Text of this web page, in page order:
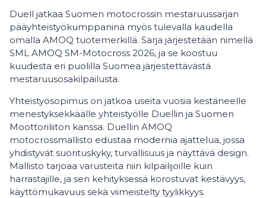
Duell jatkaa Suomen motocrossin mestaruussarjan
pääyhteistyökumppanina myös tulevalla kaudella
omalla AMOQ tuotemerkillä. Sarja järjestetään nimellä
SML AMOQ SM-Motocross 2026, ja se koostuu
kuudesta eri puolilla Suomea järjestettävästä
mestaruusosakilpailusta.
Yhteistyösopimus on jatkoa useita vuosia kestäneelle
menestyksekkäälle yhteistyölle Duellin ja Suomen
Moottoriliiton kanssa. Duellin AMOQ
motocrossmallisto edustaa modernia ajattelua, jossa
yhdistyvät suorituskyky, turvallisuus ja näyttävä design.
Mallisto tarjoaa varusteita niin kilpailijoille kuin
harrastajille, ja sen kehityksessä korostuvat kestävyys,
käyttömukavuus sekä viimeistelty tyylikkyys.